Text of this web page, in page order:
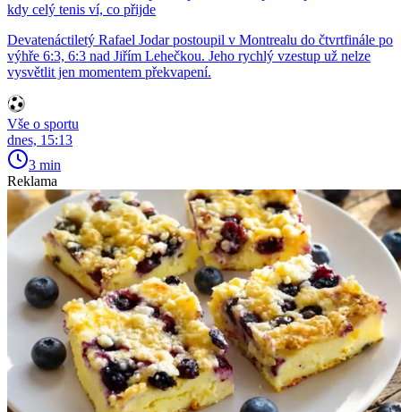
kdy celý tenis ví, co přijde
Devatenáctiletý Rafael Jodar postoupil v Montrealu do čtvrtfinále po
výhře 6:3, 6:3 nad Jiřím Lehečkou. Jeho rychlý vzestup už nelze
vysvětlit jen momentem překvapení.
Vše o sportu
dnes, 15:13
3 min
Reklama